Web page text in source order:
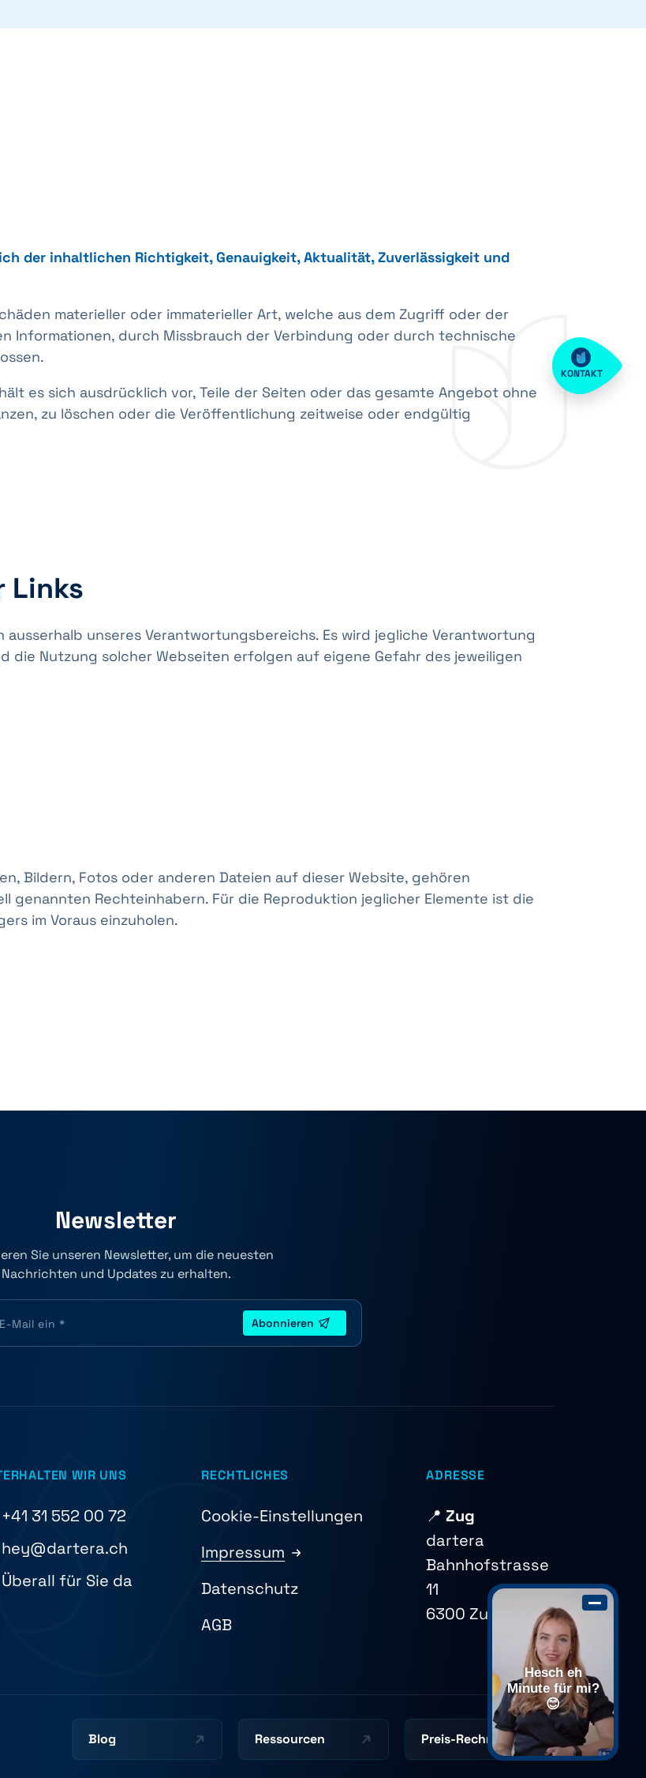
der inhaltlichen Richtigkeit, Genauigkeit, Aktualität, Zuverlässigkeit und
materieller oder immaterieller Art, welche aus dem Zugriff oder der
Informationen, durch Missbrauch der Verbindung oder durch technische
es sich ausdrücklich vor, Teile der Seiten oder das gesamte Angebot ohne
zu löschen oder die Veröffentlichung zeitweise oder endgültig
Links
unseres Verantwortungsbereichs. Es wird jegliche Verantwortung
die Nutzung solcher Webseiten erfolgen auf eigene Gefahr des jeweiligen
Bildern, Fotos oder anderen Dateien auf dieser Website, gehören
genannten Rechteinhabern. Für die Reproduktion jeglicher Elemente ist die
im Voraus einzuholen.
Newsletter
Sie unseren Newsletter, um die neuesten
Nachrichten und Updates zu erhalten.
WIR UNS
+41 31 552 00 72
hey@dartera.ch
Überall für Sie da
RECHTLICHES
Cookie-Einstellungen
Impressum
Datenschutz
AGB
ADRESSE
📍 Zug
dartera
Bahnhofstrasse
11
6300 Zug
Blog Ressourcen Preis-Rechner
KONTAKT
Hesch eh
Minute für mi?
😊